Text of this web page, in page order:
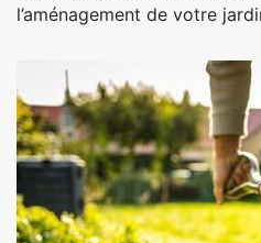
l’aménagement de votre